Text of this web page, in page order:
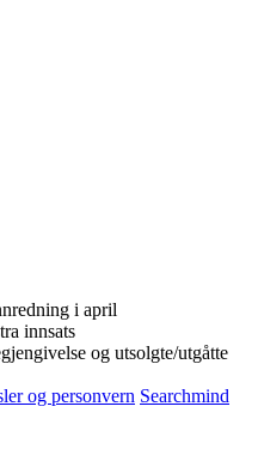
i april
innsats
og utsolgte/utgåtte
og personvern Searchmind